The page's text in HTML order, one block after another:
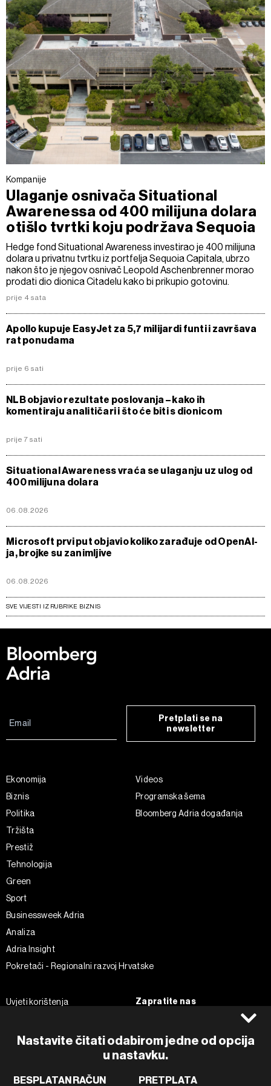
Kompanije
Ulaganje osnivača Situational
Awarenessa od 400 milijuna dolara
otišlo tvrtki koju podržava Sequoia
Hedge fond Situational Awareness investirao je 400 milijuna
dolara u privatnu tvrtku iz portfelja Sequoia Capitala, ubrzo
nakon što je njegov osnivač Leopold Aschenbrenner morao
prodati dio dionica Citadelu kako bi prikupio gotovinu.
prije 4 sata
Apollo kupuje EasyJet za 5,7 milijardi funti i završava
rat ponudama
prije 6 sati
NLB objavio rezultate poslovanja – kako ih
komentiraju analitičari i što će biti s dionicom
prije 7 sati
Situational Awareness vraća se ulaganju uz ulog od
400 milijuna dolara
06.08.2026
Microsoft prvi put objavio koliko zarađuje od OpenAI-
ja, brojke su zanimljive
06.08.2026
SVE VIJESTI IZ RUBRIKE BIZNIS
Nastavite čitati odabirom jedne od opcija
u nastavku.
BESPLATAN RAČUN PRETPLATA
Pretplati se na
newsletter
Ekonomija
Biznis
Politika
Tržišta
Prestiž
Tehnologija
Green
Sport
Businessweek Adria
Analiza
Adria Insight
Pokretači - Regionalni razvoj Hrvatske
Videos
Programska šema
Bloomberg Adria događanja
Uvjeti korištenja
Politika kolačića
Zapratite nas
Instagram
Twitter